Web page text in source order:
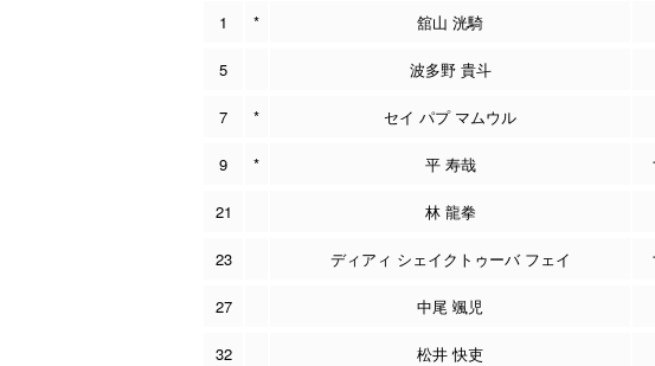
1 * 舘山 洸騎
5 波多野 貴斗
7 * セイ パプ マムウル
9 * 平 寿哉
21 林 龍拳
23 ディアィ シェイクトゥーバ フェイ
27 中尾 颯児
32 松井 快吏